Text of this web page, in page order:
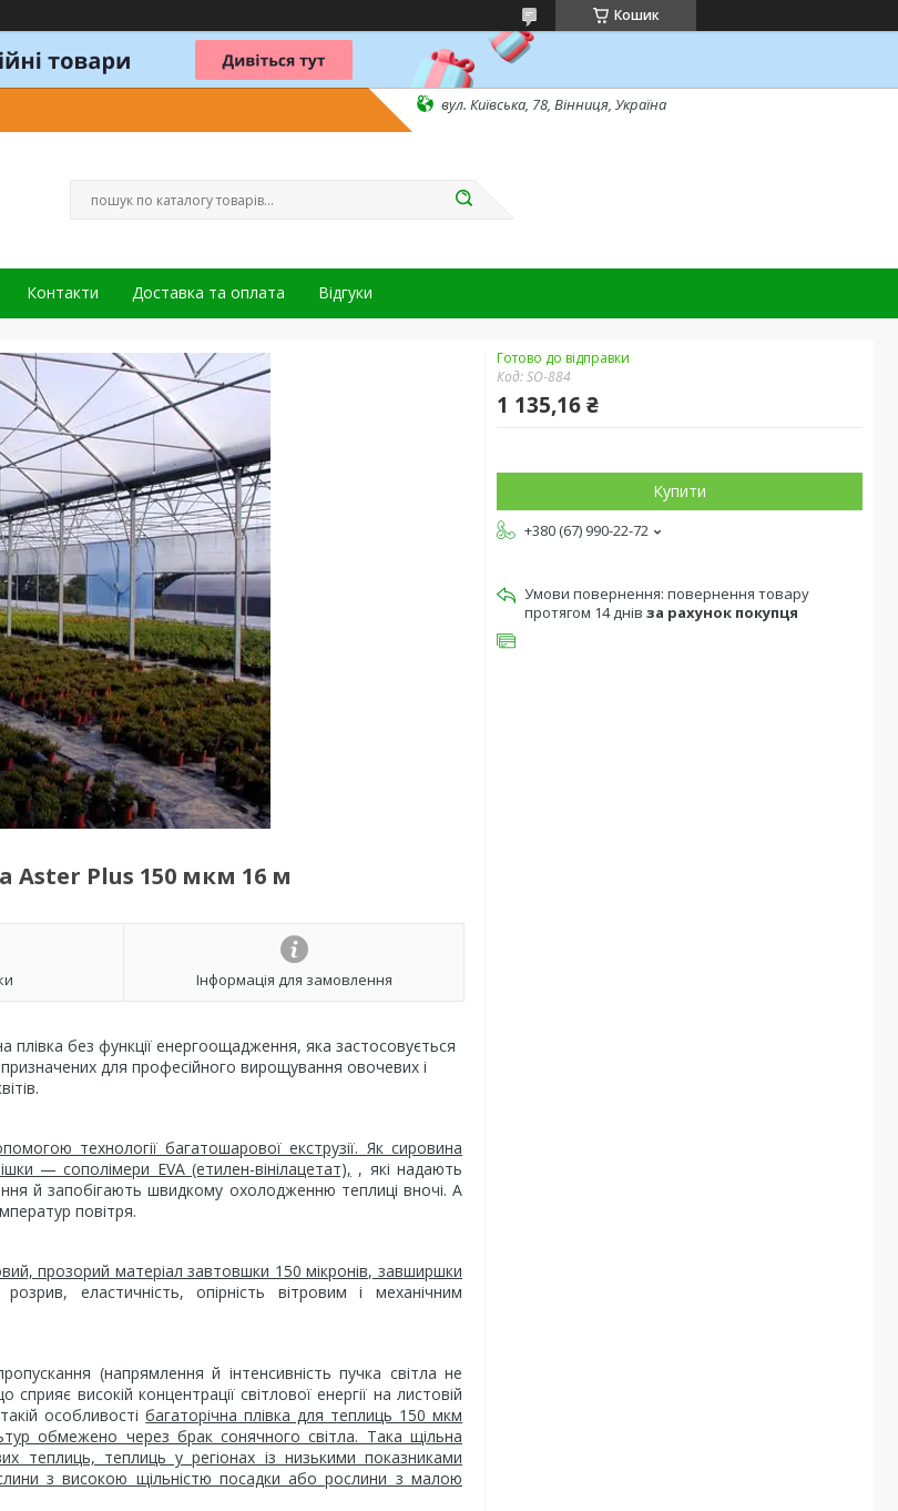
Кошик
вул. Київська, 78, Вінниця, Україна
Контакти Доставка та оплата Відгуки
Aster Plus 150 мкм 16 м
Інформація для замовлення
без функції енергоощадження, яка застосовується
для професійного вирощування овочевих і
технології багатошарової екструзії. Як сировина
— сополімери EVA (етилен-вінілацетат), , які надають
й запобігають швидкому охолодженню теплиці вночі. А
повітря.
прозорий матеріал завтовшки 150 мікронів, завширшки
еластичність, опірність вітровим і механічним
(напрямлення й інтенсивність пучка світла не
високій концентрації світлової енергії на листовій
особливостібагаторічна плівка для теплиць 150 мкм
обмежено через брак сонячного світла. Така щільна
теплиць, теплиць у регіонах із низькими показниками
з високою щільністю посадки або рослини з малою
Готово до відправки
Код:SO-884
1 135,16 ₴
Купити
+380 (67) 990-22-72
повернення товару
протягом 14 днів за рахунок покупця